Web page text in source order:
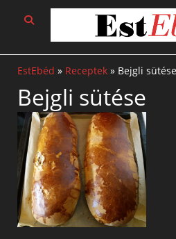
EstEbéd » Receptek» Bejgli sütése
Bejgli sütése